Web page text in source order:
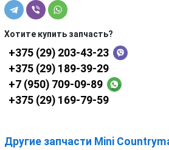
Хотите купить запчасть?
+375 (29) 203-43-23
+375 (29) 189-39-29
+7 (950) 709-09-89
+375 (29) 169-79-59
Другие запчасти Mini